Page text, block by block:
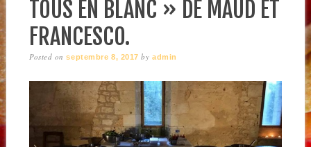
TOUS EN BLANC » DE MAUD ET
FRANCESCO.
Posted onseptembre 8, 2017 byadmin